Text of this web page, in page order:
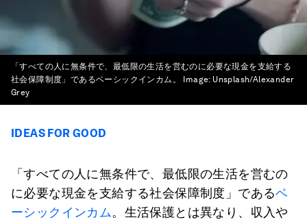
「すべての人に無条件で、最低限の生活を営むのに必要な現金を支給する
社会保障制度」であるベーシックインカム。
Image: Unsplash/Alexander
Grey
IDEAS FOR GOOD
「すべての人に無条件で、最低限の生活を営むの
に必要な現金を支給する社会保障制度」であるベ
ーシックインカム。生活保護とは異なり、収入や